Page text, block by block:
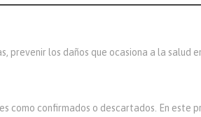
los daños que ocasiona a la salud
confirmados o descartados. En este